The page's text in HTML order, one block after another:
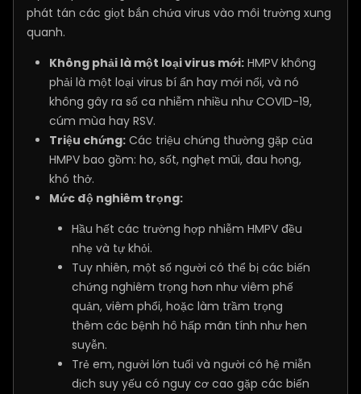
phát tán các giọt bắn chứa virus vào môi trường xung
quanh.
Không phải là một loại virus mới: HMPV không
phải là một loại virus bí ẩn hay mới nổi, và nó
không gây ra số ca nhiễm nhiều như COVID-19,
cúm mùa hay RSV.
Triệu chứng: Các triệu chứng thường gặp của
HMPV bao gồm: ho, sốt, nghẹt mũi, đau họng,
khó thở.
Mức độ nghiêm trọng:
Hầu hết các trường hợp nhiễm HMPV đều
nhẹ và tự khỏi.
Tuy nhiên, một số người có thể bị các biến
chứng nghiêm trọng hơn như viêm phế
quản, viêm phổi, hoặc làm trầm trọng
thêm các bệnh hô hấp mãn tính như hen
suyễn.
Trẻ em, người lớn tuổi và người có hệ miễn
dịch suy yếu có nguy cơ cao gặp các biến